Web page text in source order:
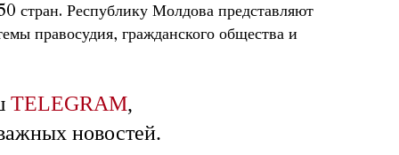
стран. Республику Молдова представляют
правосудия, гражданского общества и
TELEGRAM,
новостей.